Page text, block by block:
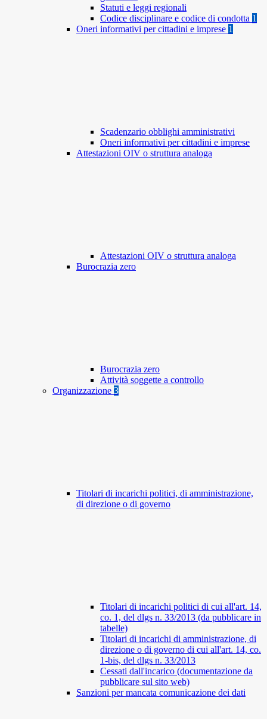
Statuti e leggi regionali
Codice disciplinare e codice di condotta 1
Oneri informativi per cittadini e imprese 1
Scadenzario obblighi amministrativi
Oneri informativi per cittadini e imprese
Attestazioni OIV o struttura analoga
Attestazioni OIV o struttura analoga
Burocrazia zero
Burocrazia zero
Attività soggette a controllo
Organizzazione 3
Titolari di incarichi politici, di amministrazione,
di direzione o di governo
Titolari di incarichi politici di cui all'art. 14,
co. 1, del dlgs n. 33/2013 (da pubblicare in
tabelle)
Titolari di incarichi di amministrazione, di
direzione o di governo di cui all'art. 14, co.
1-bis, del dlgs n. 33/2013
Cessati dall'incarico (documentazione da
pubblicare sul sito web)
Sanzioni per mancata comunicazione dei dati